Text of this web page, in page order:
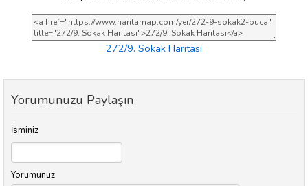
272/9. Sokak Haritası
Yorumunuzu Paylaşın
İsminiz
Yorumunuz